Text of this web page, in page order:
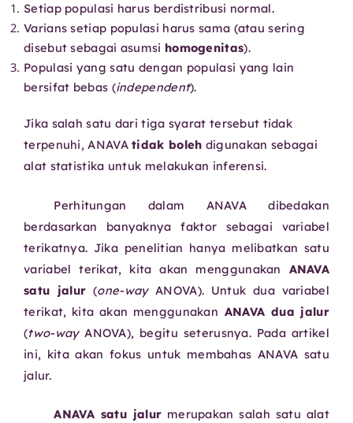
Setiap populasi harus berdistribusi normal.
Varians setiap populasi harus sama (atau sering
disebut sebagai asumsi homogenitas).
Populasi yang satu dengan populasi yang lain
bersifat bebas (independent).
Jika salah satu dari tiga syarat tersebut tidak
terpenuhi, ANAVAtidak boleh digunakan sebagai
alat statistika untuk melakukan inferensi.
Perhitungan dalam ANAVA dibedakan
berdasarkan banyaknya faktor sebagai variabel
terikatnya. Jika penelitian hanya melibatkan satu
variabel terikat, kita akan menggunakan ANAVA
satu jalur (one-way ANOVA). Untuk dua variabel
terikat, kita akan menggunakan ANAVA dua jalur
(two-way ANOVA), begitu seterusnya. Pada artikel
ini, kita akan fokus untuk membahas ANAVA satu
jalur.
ANAVA satu jalur merupakan salah satu alat